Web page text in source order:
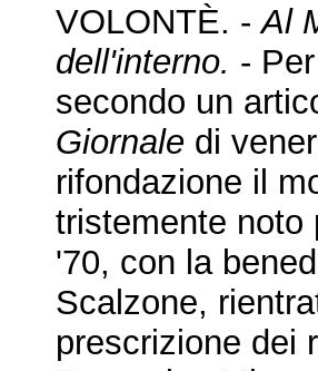
VOLONTÈ. -Al
dell'interno. -
secondo un
Giornale di
rifondazione il
tristemente noto
'70, con la
Scalzone,
prescrizione dei